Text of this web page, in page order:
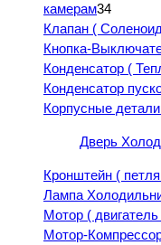
камерам34
Клапан (
Кнопка-
Конденсатор (
Конденсатор
Корпусные
Дверь
Кронштейн (
Лампа
Мотор (
Мотор-